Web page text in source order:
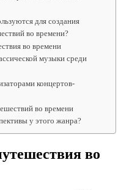
для создания
во времени?
во времени
музыки среди
концертов-
во времени
у этого жанра?
во